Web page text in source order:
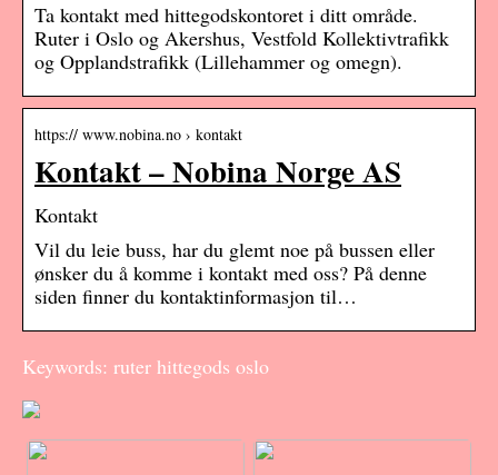
Ta kontakt med hittegodskontoret i ditt område.
Ruter i Oslo og Akershus, Vestfold Kollektivtrafikk
og Opplandstrafikk (Lillehammer og omegn).
https:// www.nobina.no › kontakt
Kontakt – Nobina Norge AS
Kontakt
Vil du leie buss, har du glemt noe på bussen eller
ønsker du å komme i kontakt med oss? På denne
siden finner du kontaktinformasjon til…
Keywords: ruter hittegods oslo